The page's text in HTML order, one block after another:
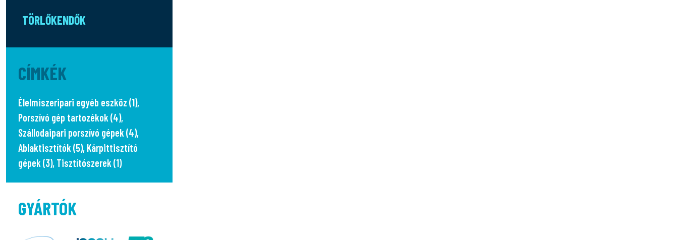
TÖRLŐKENDŐK
CÍMKÉK
Élelmiszeripari egyéb eszköz (1),
Porszívó gép tartozékok (4),
Szállodaipari porszívó gépek (4),
Ablaktisztítók (5), Kárpittisztító
gépek (3), Tisztítószerek (1)
GYÁRTÓK